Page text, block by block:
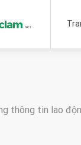
thông tin lao